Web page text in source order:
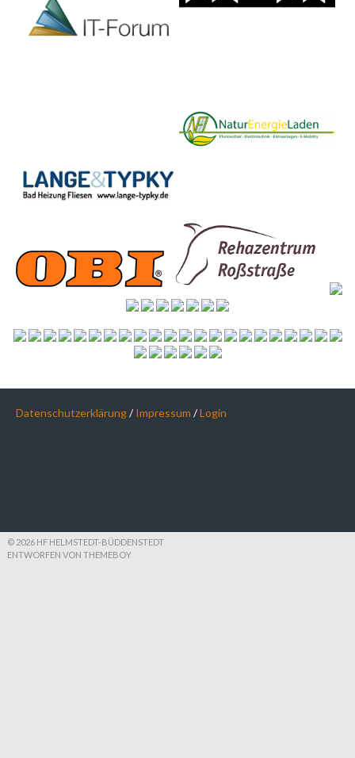
Datenschutzerklärung/Impressum /Login
© 2026 HF HELMSTEDT-BÜDDENSTEDT
ENTWORFEN VON THEMEBOY